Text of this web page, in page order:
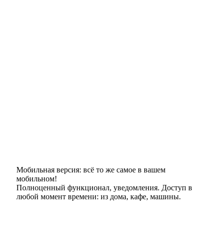
Мобильная версия: всё то же самое в вашем
мобильном!
Полноценный функционал, уведомления. Доступ в
любой момент времени: из дома, кафе, машины.